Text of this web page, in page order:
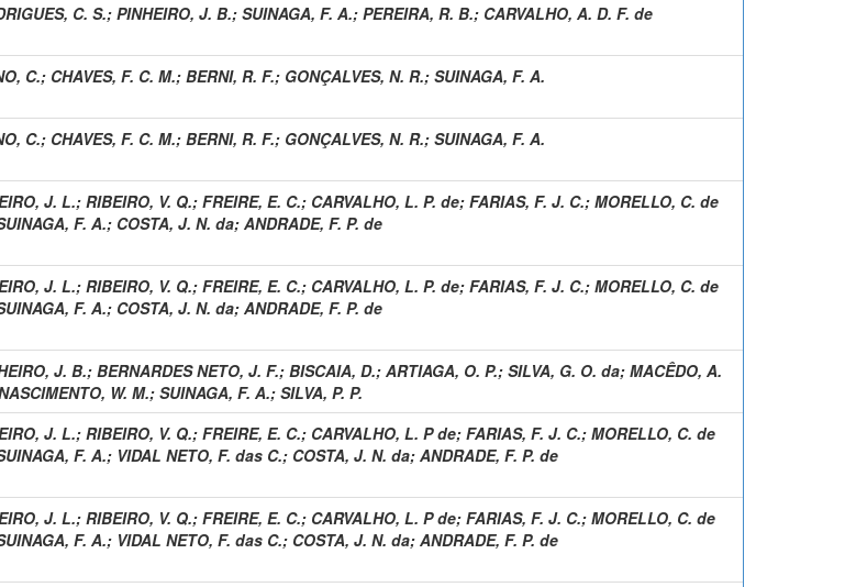
C. S.; PINHEIRO, J. B.; SUINAGA, F. A.; PEREIRA, R. B.; CARVALHO, A. D. F. de
C.; CHAVES, F. C. M.; BERNI, R. F.; GONÇALVES, N. R.; SUINAGA, F. A.
C.; CHAVES, F. C. M.; BERNI, R. F.; GONÇALVES, N. R.; SUINAGA, F. A.
J. L.; RIBEIRO, V. Q.; FREIRE, E. C.; CARVALHO, L. P. de; FARIAS, F. J. C.; MORELLO, C. de
F. A.; COSTA, J. N. da; ANDRADE, F. P. de
J. L.; RIBEIRO, V. Q.; FREIRE, E. C.; CARVALHO, L. P. de; FARIAS, F. J. C.; MORELLO, C. de
F. A.; COSTA, J. N. da; ANDRADE, F. P. de
J. B.; BERNARDES NETO, J. F.; BISCAIA, D.; ARTIAGA, O. P.; SILVA, G. O. da; MACÊDO, A.
W. M.; SUINAGA, F. A.; SILVA, P. P.
J. L.; RIBEIRO, V. Q.; FREIRE, E. C.; CARVALHO, L. P de; FARIAS, F. J. C.; MORELLO, C. de
F. A.; VIDAL NETO, F. das C.; COSTA, J. N. da; ANDRADE, F. P. de
J. L.; RIBEIRO, V. Q.; FREIRE, E. C.; CARVALHO, L. P de; FARIAS, F. J. C.; MORELLO, C. de
F. A.; VIDAL NETO, F. das C.; COSTA, J. N. da; ANDRADE, F. P. de